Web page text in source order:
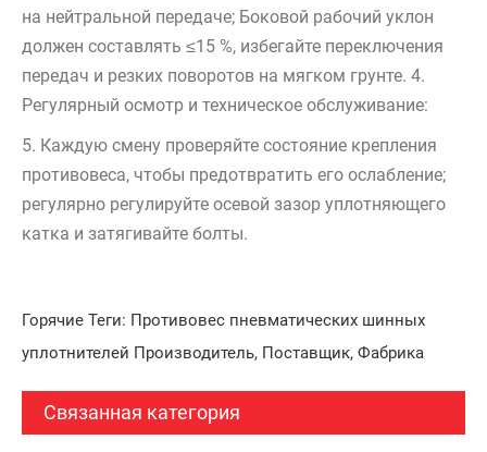
на нейтральной передаче; Боковой рабочий уклон
должен составлять ≤15 %, избегайте переключения
передач и резких поворотов на мягком грунте. 4.
Регулярный осмотр и техническое обслуживание:
5. Каждую смену проверяйте состояние крепления
противовеса, чтобы предотвратить его ослабление;
регулярно регулируйте осевой зазор уплотняющего
катка и затягивайте болты.
Горячие Теги: Противовес пневматических шинных
уплотнителей Производитель, Поставщик, Фабрика
Связанная категория